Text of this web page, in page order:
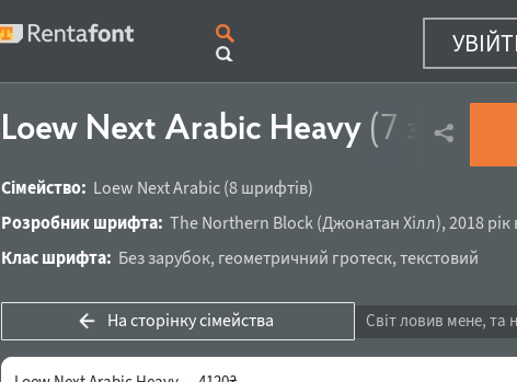
Loew Next Arabic Heavy (7 з 8)
Сімейство: Loew Next Arabic (8 шрифтів)
Розробник шрифта: The Northern Block(Джонатан Хілл), 2018 рік
Клас шрифта: Без зарубок, геометричний гротеск, текстовий
На сторінку сімейства Світ ловив мене, та